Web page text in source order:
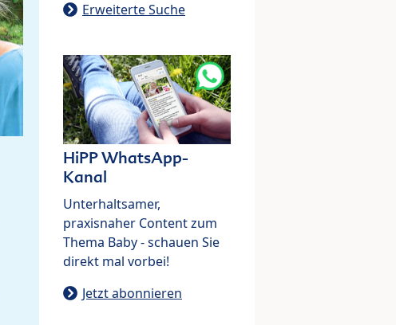
Erweiterte Suche
HiPP WhatsApp-
Kanal
Unterhaltsamer,
praxisnaher Content zum
Thema Baby - schauen Sie
direkt mal vorbei!
Jetzt abonnieren